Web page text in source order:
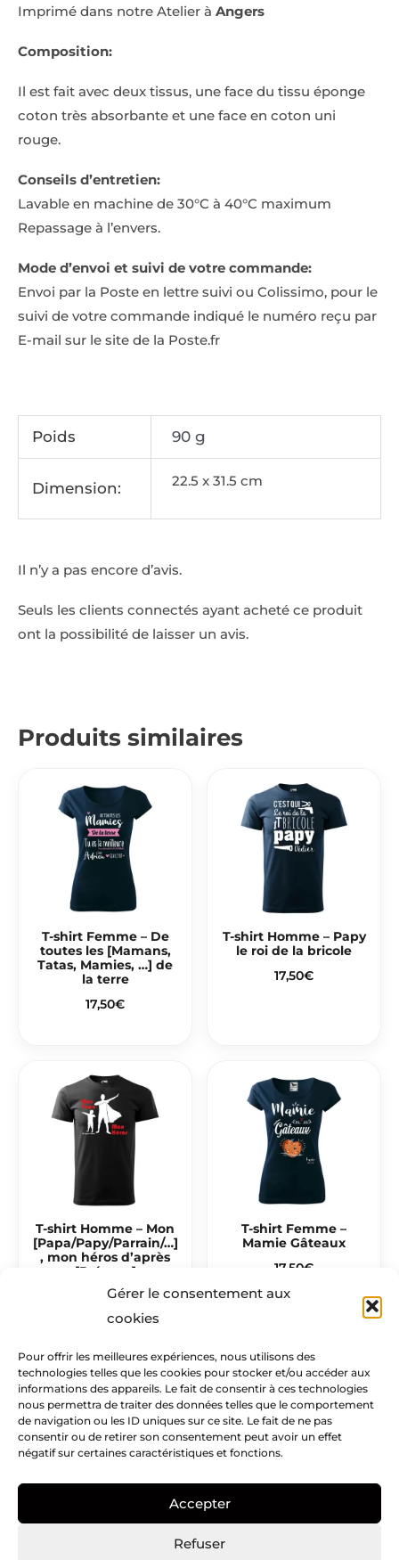
Gérer le consentement aux
cookies
Pour offrir les meilleures expériences, nous utilisons des
technologies telles que les cookies pour stocker et/ou accéder aux
informations des appareils. Le fait de consentir à ces technologies
nous permettra de traiter des données telles que le comportement
de navigation ou les ID uniques sur ce site. Le fait de ne pas
consentir ou de retirer son consentement peut avoir un effet
négatif sur certaines caractéristiques et fonctions.
Accepter
Refuser
Imprimé dans notre Atelier à Angers
Composition:
Il est fait avec deux tissus, une face du tissu éponge
coton très absorbante et une face en coton uni
rouge.
Conseils d’entretien:
Lavable en machine de 30°C à 40°C maximum
Repassage à l’envers.
Mode d’envoi et suivi de votre commande:
Envoi par la Poste en lettre suivi ou Colissimo, pour le
suivi de votre commande indiqué le numéro reçu par
E-mail sur le site de la Poste.fr
Poids 90 g
Dimension: 22.5 x 31.5 cm
Il n’y a pas encore d’avis.
Seuls les clients connectés ayant acheté ce produit
ont la possibilité de laisser un avis.
Produits similaires
T-shirt Femme – De
toutes les [Mamans,
Tatas, Mamies, …] de
la terre
17,50€
T-shirt Homme – Papy
le roi de la bricole
17,50€
T-shirt Homme – Mon
[Papa/Papy/Parrain/…]
, mon héros d’après
[Prénom]
17,50€
T-shirt Femme –
Mamie Gâteaux
17,50€
Mentions légales​
Infos pratiques
Creatike
Nous suivre
I